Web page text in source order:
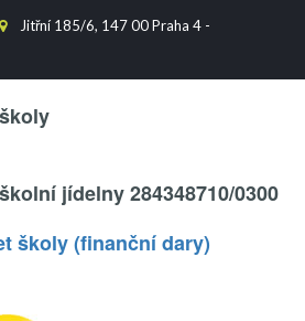

Jitřní 185/6, 147 00 Praha 4 -
jídelny 284348710/0300
školy (finanční dary)